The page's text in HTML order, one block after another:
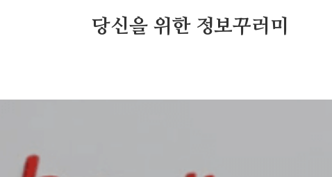
당신을 위한 정보꾸러미